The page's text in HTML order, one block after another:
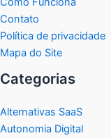
Contato
Política de privacidade
Mapa do Site
Categorias
Alternativas SaaS
Autonomia Digital